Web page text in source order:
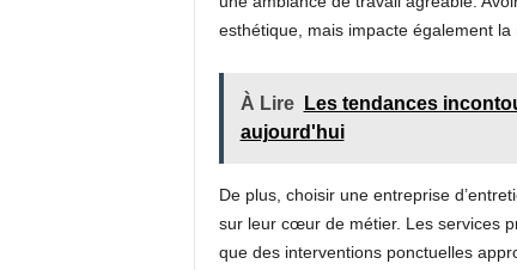
esthétique, mais impacte également
À Lire
Les tendances
aujourd'hui
De plus, choisir une entreprise
sur leur cœur de métier. Les services
que des interventions ponctuelles